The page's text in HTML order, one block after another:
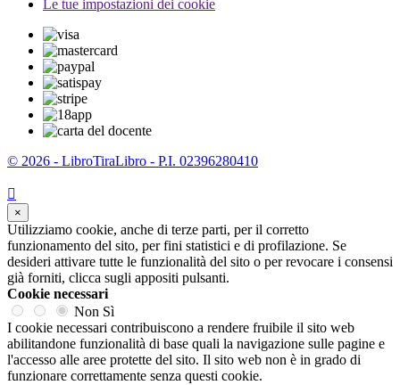
Le tue impostazioni dei cookie
© 2026 - LibroTiraLibro - P.I. 02396280410

×
Utilizziamo cookie, anche di terze parti, per il corretto
funzionamento del sito, per fini statistici e di profilazione. Se
desideri attivare tutte le funzionalità del sito o per revocare i consensi
già forniti, clicca sugli appositi pulsanti.
Cookie necessari
Non Sì
I cookie necessari contribuiscono a rendere fruibile il sito web
abilitandone funzionalità di base quali la navigazione sulle pagine e
l'accesso alle aree protette del sito. Il sito web non è in grado di
funzionare correttamente senza questi cookie.